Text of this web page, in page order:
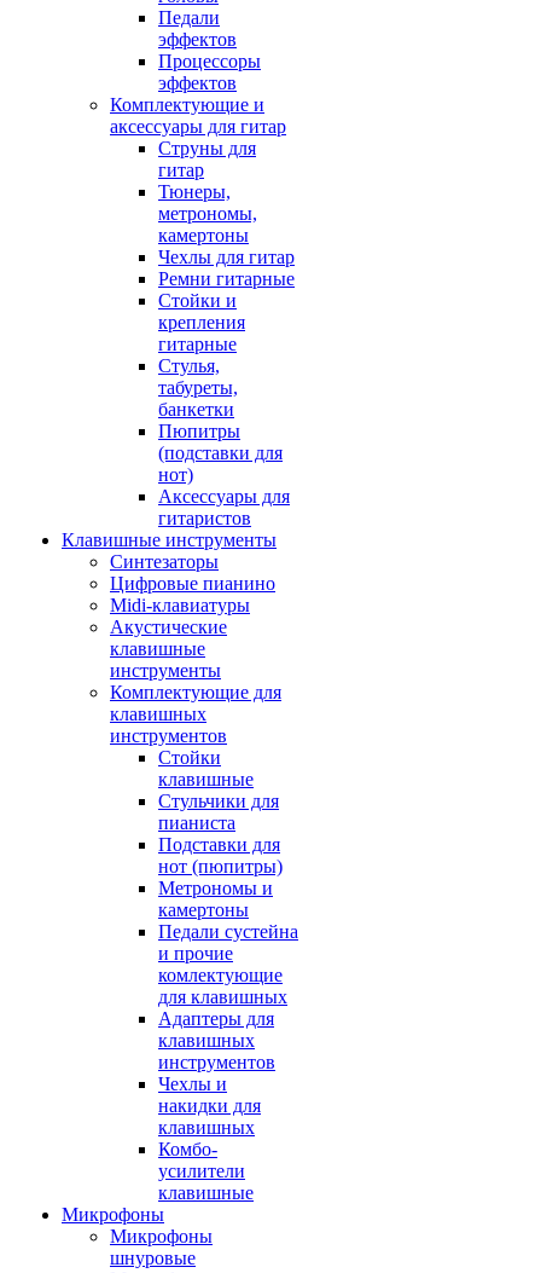
Педали
эффектов
Процессоры
эффектов
Комплектующие и
аксессуары для гитар
Струны для
гитар
Тюнеры,
метрономы,
камертоны
Чехлы для гитар
Ремни гитарные
Стойки и
крепления
гитарные
Стулья,
табуреты,
банкетки
Пюпитры
(подставки для
нот)
Аксессуары для
гитаристов
Клавишные инструменты
Синтезаторы
Цифровые пианино
Midi-клавиатуры
Акустические
клавишные
инструменты
Комплектующие для
клавишных
инструментов
Стойки
клавишные
Стульчики для
пианиста
Подставки для
нот (пюпитры)
Метрономы и
камертоны
Педали сустейна
и прочие
комлектующие
для клавишных
Адаптеры для
клавишных
инструментов
Чехлы и
накидки для
клавишных
Комбо-
усилители
клавишные
Микрофоны
Микрофоны
шнуровые